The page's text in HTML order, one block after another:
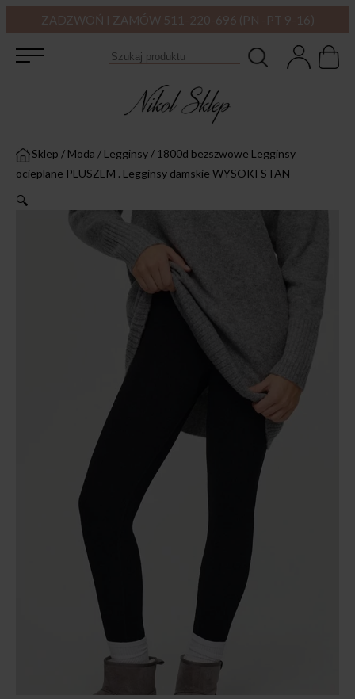
ZADZWOŃ I ZAMÓW 511-220-696 (PN -PT 9-16)
Sklep / Moda / Legginsy / 1800d bezszwowe Legginsy
ocieplane PLUSZEM . Legginsy damskie WYSOKI STAN
🔍